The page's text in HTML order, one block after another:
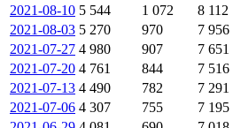
2021-08-10 5 544 1 072 8 112
2021-08-03 5 270 970 7 956
2021-07-27 4 980 907 7 651
2021-07-20 4 761 844 7 516
2021-07-13 4 490 782 7 291
2021-07-06 4 307 755 7 195